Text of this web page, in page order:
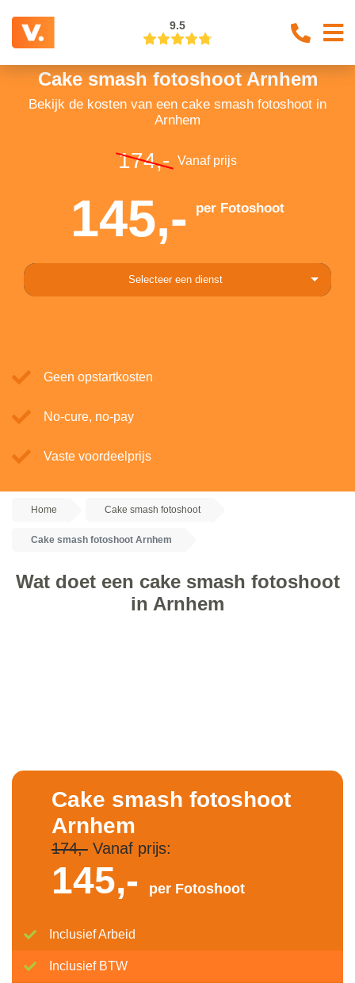
9.5
Cake smash fotoshoot Arnhem
Bekijk de kosten van een cake smash fotoshoot in
Arnhem
174,- Vanaf prijs
145,- per Fotoshoot
Selecteer een dienst
Geen opstartkosten
No-cure, no-pay
Vaste voordeelprijs
Home Cake smash fotoshoot
Cake smash fotoshoot Arnhem
Wat doet een cake smash fotoshoot
in Arnhem
Cake smash fotoshoot
Arnhem
174,-Vanaf prijs:
145,- per Fotoshoot
Inclusief Arbeid
Inclusief BTW